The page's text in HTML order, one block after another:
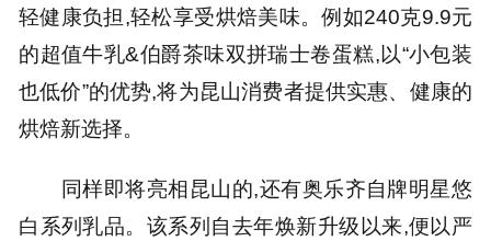
轻健康负担,轻松享受烘焙美味。例如240克9.9元
的超值牛乳&伯爵茶味双拼瑞士卷蛋糕,以“小包装
也低价”的优势,将为昆山消费者提供实惠、健康的
烘焙新选择。
同样即将亮相昆山的,还有奥乐齐自牌明星悠
白系列乳品。该系列自去年焕新升级以来,便以严